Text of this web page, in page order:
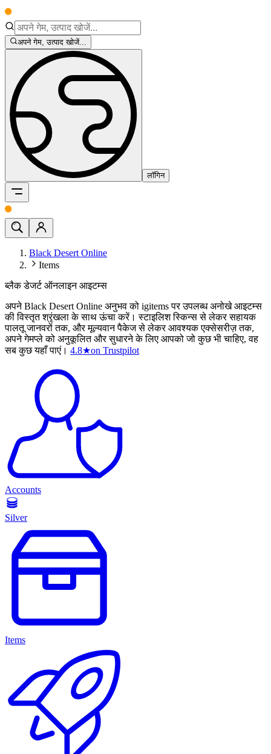
अपने गेम, उत्पाद खोजें...
लॉगिन
Black Desert Online
Items
ब्लैक डेजर्ट ऑनलाइन आइटम्स
अपने Black Desert Online अनुभव को igitems पर उपलब्ध अनोखे आइटम्स
की विस्तृत श्रृंखला के साथ ऊंचा करें। स्टाइलिश स्किन्स से लेकर सहायक
पालतू जानवरों तक, और मूल्यवान पैकेज से लेकर आवश्यक एक्सेसरीज़ तक,
अपने गेमप्ले को अनुकूलित और सुधारने के लिए आपको जो कुछ भी चाहिए, वह
सब कुछ यहाँ पाएं। 4.8★on Trustpilot
Accounts
Silver
Items